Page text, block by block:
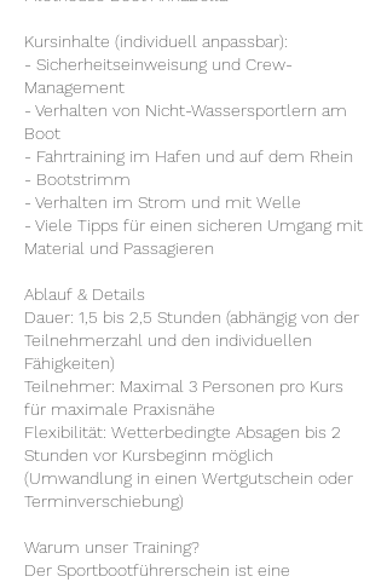
Kursinhalte (individuell anpassbar):
- Sicherheitseinweisung und Crew-
Management
- Verhalten von Nicht-Wassersportlern am
Boot
- Fahrtraining im Hafen und auf dem Rhein
- Bootstrimm
- Verhalten im Strom und mit Welle
- Viele Tipps für einen sicheren Umgang mit
Material und Passagieren
Ablauf & Details
Dauer: 1,5 bis 2,5 Stunden (abhängig von der
Teilnehmerzahl und den individuellen
Fähigkeiten)
Teilnehmer: Maximal 3 Personen pro Kurs
für maximale Praxisnähe
Flexibilität: Wetterbedingte Absagen bis 2
Stunden vor Kursbeginn möglich
(Umwandlung in einen Wertgutschein oder
Terminverschiebung)
Warum unser Training?
Der Sportbootführerschein ist eine